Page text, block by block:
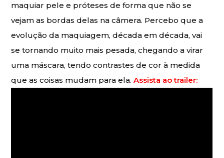
maquiar pele e próteses de forma que não se
vejam as bordas delas na câmera. Percebo que a
evolução da maquiagem, década em década, vai
se tornando muito mais pesada, chegando a virar
uma máscara, tendo contrastes de cor à medida
que as coisas mudam para ela.Assista ao trailer: